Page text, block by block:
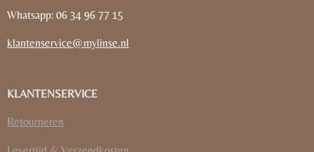
Whatsapp: 06 34 96 77 15
klantenservice@mylinse.nl
KLANTENSERVICE
Retourneren